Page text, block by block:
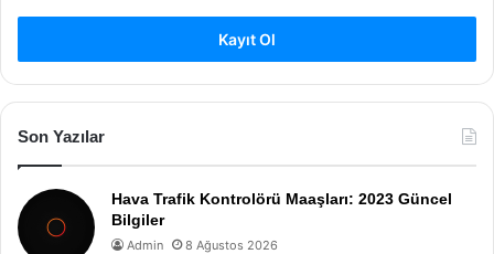
Kayıt Ol
Son Yazılar
Hava Trafik Kontrolörü Maaşları: 2023 Güncel
Bilgiler
Admin 8 Ağustos 2026